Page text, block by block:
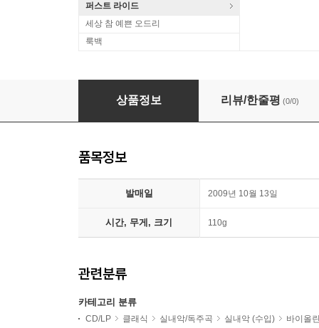
퍼스트 라이드
세상 참 예쁜 오드리
룩백
Adrian Butterfield 장-마리 르클레르: 바이올
상품정보 리뷰/한줄평 (0/0)
품목정보
발매일 2009년 10월 13일
시간, 무게, 크기 110g
관련분류
카테고리 분류
CD/LP 클래식 실내악/독주곡 실내악 (수입)
바이올